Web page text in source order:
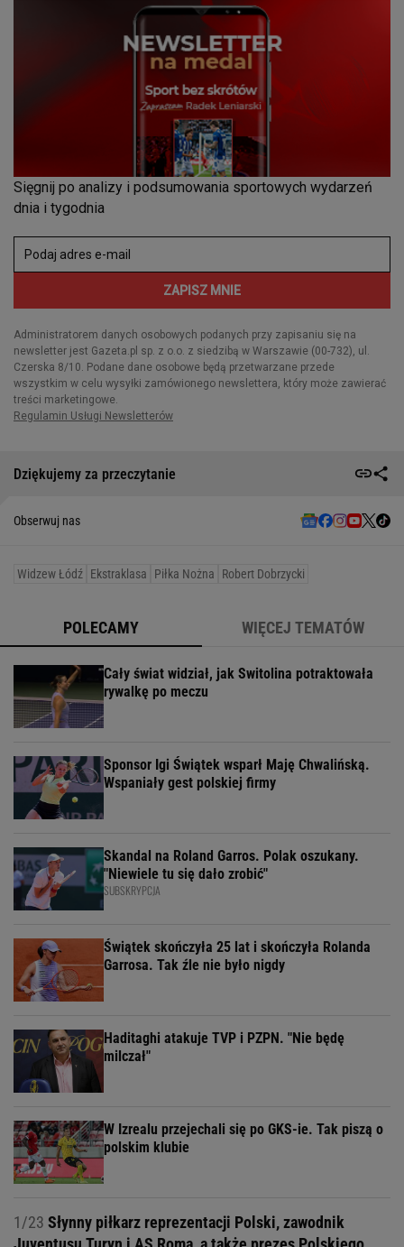
Dziękujemy za przeczytanie
Obserwuj nas
Widzew Łódź Ekstraklasa Piłka Nożna Robert Dobrzycki
POLECAMY WIĘCEJ TEMATÓW
Cały świat widział, jak Switolina potraktowała
rywalkę po meczu
Sponsor Igi Świątek wsparł Maję Chwalińską.
Wspaniały gest polskiej firmy
Skandal na Roland Garros. Polak oszukany.
"Niewiele tu się dało zrobić"
SUBSKRYPCJA
Świątek skończyła 25 lat i skończyła Rolanda
Garrosa. Tak źle nie było nigdy
Haditaghi atakuje TVP i PZPN. "Nie będę
milczał"
W Izrealu przejechali się po GKS-ie. Tak piszą o
polskim klubie
1/23 Słynny piłkarz reprezentacji Polski, zawodnik